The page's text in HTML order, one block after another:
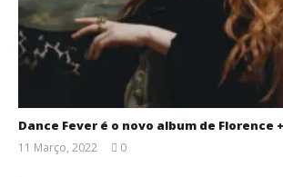
Dance Fever é o novo album de Florence
11 Março, 2022
0